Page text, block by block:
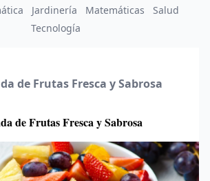
Jardinería Matemáticas
Salud
Tecnología
de Frutas Fresca y Sabrosa
de Frutas Fresca y Sabrosa